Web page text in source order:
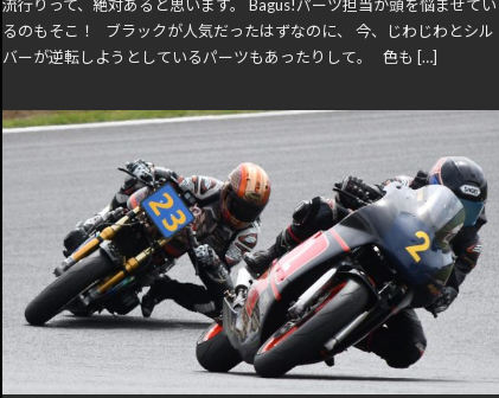
流行りって、絶対あると思います。 Bagus!パーツ担当が頭を悩ませてい
るのもそこ！ ブラックが人気だったはずなのに、 今、じわじわとシル
バーが逆転しようとしているパーツもあったりして。 色も […]